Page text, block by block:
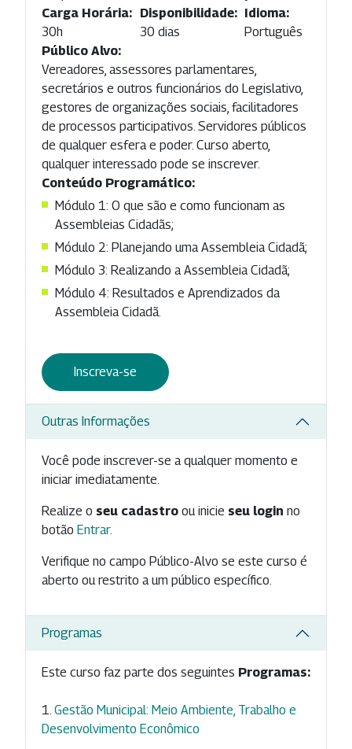
Carga Horária:
30h
Disponibilidade:
30 dias
Idioma:
Português
Público Alvo:
Vereadores, assessores parlamentares,
secretários e outros funcionários do Legislativo,
gestores de organizações sociais, facilitadores
de processos participativos. Servidores públicos
de qualquer esfera e poder. Curso aberto,
qualquer interessado pode se inscrever.
Conteúdo Programático:
Módulo 1: O que são e como funcionam as
Assembleias Cidadãs;
Módulo 2: Planejando uma Assembleia Cidadã;
Módulo 3: Realizando a Assembleia Cidadã;
Módulo 4: Resultados e Aprendizados da
Assembleia Cidadã.
Inscreva-se
Outras Informações
Você pode inscrever-se a qualquer momento e
iniciar imediatamente.
Realize o seu cadastro ou inicie seu login no
botão Entrar.
Verifique no campo Público-Alvo se este curso é
aberto ou restrito a um público específico.
Programas
Este curso faz parte dos seguintes Programas:
Gestão Municipal: Meio Ambiente, Trabalho e
Desenvolvimento Econômico